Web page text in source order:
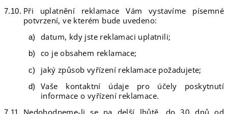
Při uplatnění reklamace Vám vystavíme písemné
potvrzení, ve kterém bude uvedeno:
datum, kdy jste reklamaci uplatnili;
co je obsahem reklamace;
jaký způsob vyřízení reklamace požadujete;
Vaše kontaktní údaje pro účely poskytnutí
informace o vyřízení reklamace.